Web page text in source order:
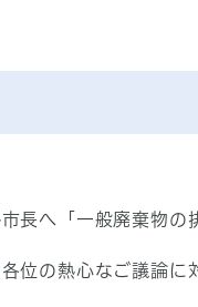
長へ「一般廃棄物の
位の熱心なご議論に